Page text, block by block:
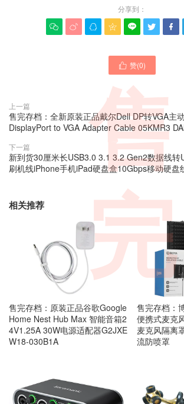
分享到：
      
 赞(0)
上一篇
售完存档：全新原装正品戴尔Dell DP转VGA主
DisplayPort to VGA Adapter Cable 05KMR3
下一篇
新到货30厘米长USB3.0 3.1 3.2 Gen2数据线转
刷机线iPhone手机iPad硬盘盒10Gbps移动硬盘
相关推荐
售完存档：原装正品谷歌Google
Home Nest Hub Max 智能音箱2
4V1.25A 30W电源适配器G2JXE
W18-030B1A
售完存档：
便携式麦克
麦克风隔离
流防喷罩
售
完